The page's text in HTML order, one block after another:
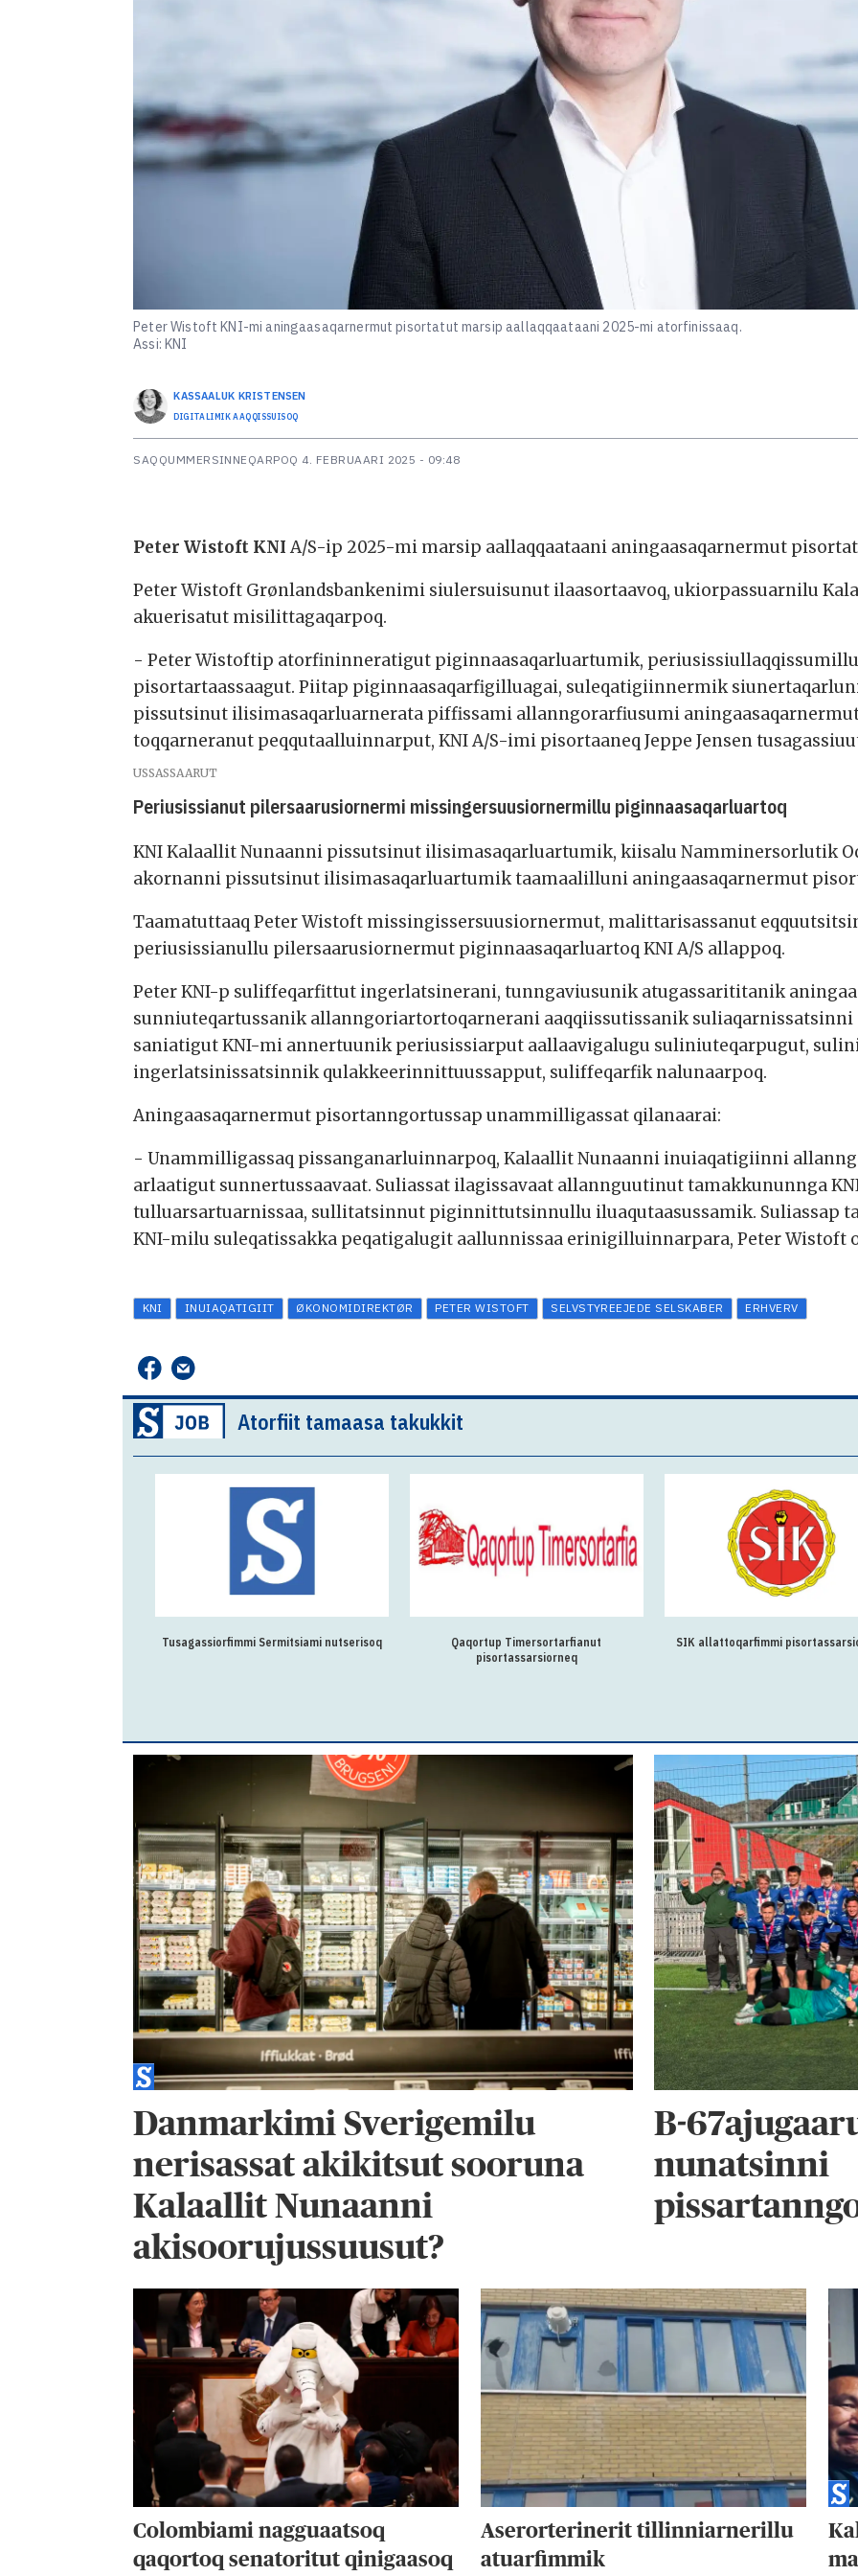
Peter Wistoft KNI-mi aningaasaqarnermut pisortatut marsip aallaqqaataani 2025-mi atorfinissaaq.
Assi: KNI
KASSAALUK KRISTENSEN
DIGITALIMIK AAQQISSUISOQ
SAQQUMMERSINNEQARPOQ 4. FEBRUAARI 2025 - 09:48
Peter Wistoft KNIA/S-ip 2025-mi marsip aallaqqaataani aningaasaqarnermut
Peter Wistoft Grønlandsbankenimi siulersuisunut ilaasortaavoq, ukiorpassuarnilu
akuerisatut misilittagaqarpoq.
- Peter Wistoftip atorfininneratigut piginnaasaqarluartumik,
pisortartaassaagut. Piitap piginnaasaqarfigilluagai, suleqatigiinnermik
pissutsinut ilisimasaqarluarnerata piffissami allanngorarfiusumi
toqqarneranut peqqutaalluinnarput, KNI A/S-imi pisortaaneq Jeppe Jensen
USSASSAARUT
Periusissianut pilersaarusiornermi missingersuusiornermillu piginnaasaqarluartoq
KNI Kalaallit Nunaanni pissutsinut ilisimasaqarluartumik, kiisalu Namminersorlutik
akornanni pissutsinut ilisimasaqarluartumik taamaalilluni aningaasaqarnermut
Taamatuttaaq Peter Wistoft missingissersuusiornermut, malittarisassanut
periusissianullu pilersaarusiornermut piginnaasaqarluartoq KNI A/S allappoq.
Peter KNI-p suliffeqarfittut ingerlatsinerani, tunngaviusunik atugassarititanik
sunniuteqartussanik allanngoriartortoqarnerani aaqqiissutissanik suliaqarnissatsinni
saniatigut KNI-mi annertuunik periusissiarput aallaavigalugu suliniuteqarpugut,
ingerlatsinissatsinnik qulakkeerinnittuussapput, suliffeqarfik nalunaarpoq.
Aningaasaqarnermut pisortanngortussap unammilligassat qilanaarai:
- Unammilligassaq pissanganarluinnarpoq, Kalaallit Nunaanni inuiaqatigiinni
arlaatigut sunnertussaavaat. Suliassat ilagissavaat allannguutinut tamakkununnga
tulluarsartuarnissaa, sullitatsinnut piginnittutsinnullu iluaqutaasussamik. Suliassap
KNI-milu suleqatissakka peqatigalugit aallunnissaa erinigilluinnarpara, Peter Wistoft
KNI INUIAQATIGIIT ØKONOMIDIREKTØR PETER WISTOFT SELVSTYREEJEDE SELSKABER ERHVERV
Atorfiit tamaasa takukkit
Tusagassiorfimmi Sermitsiami nutserisoq
Qaqortup Timersortarfianut
pisortassarsiorneq
SIK allattoqarfimmi
Danmarkimi Sverigemilu
nerisassat akikitsut sooruna
Kalaallit Nunaanni
akisoorujussuusut?
B-
nunatsinni
Colombiami nagguaatsoq
qaqortoq senatoritut qinigaasoq
Aserorterinerit tillinniarnerillu
atuarfimmik